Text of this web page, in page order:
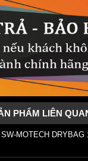
PHẨM LIÊN
MOTECH DRYBAG